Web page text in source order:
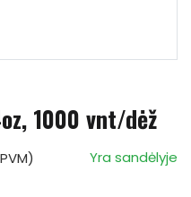
1000 vnt/dėž
Yra sandėlyje